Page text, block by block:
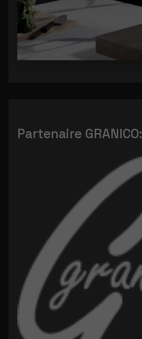
Partenaire GRANICO: